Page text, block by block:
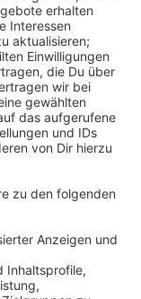
hat das
Der
anderthalb
Münster sind
Seit
Linien Coesfeld-
Münster
damit wieder